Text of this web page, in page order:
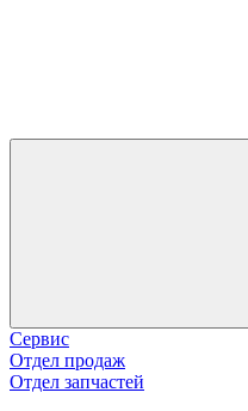
Сервис
Отдел продаж
Отдел запчастей